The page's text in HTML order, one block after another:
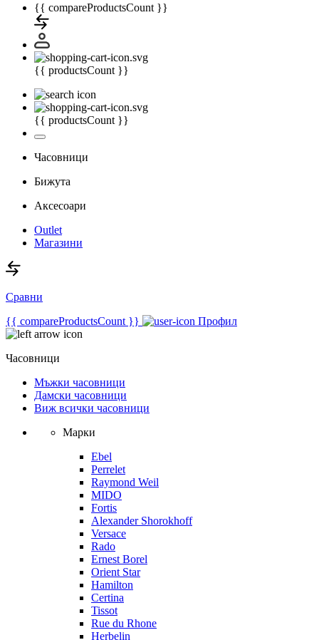
{{ compareProductsCount }}
{{ productsCount }}
{{ productsCount }}
Часовници
Бижута
Аксесоари
Outlet
Магазини
Сравни
{{ compareProductsCount }}
Профил
Часовници
Мъжки часовници
Дамски часовници
Виж всички часовници
Марки
Ebel
Perrelet
Raymond Weil
MIDO
Fortis
Alexander Shorokhoff
Versace
Rado
Ernest Borel
Orient Star
Hamilton
Certina
Tissot
Rue du Rhone
Herbelin